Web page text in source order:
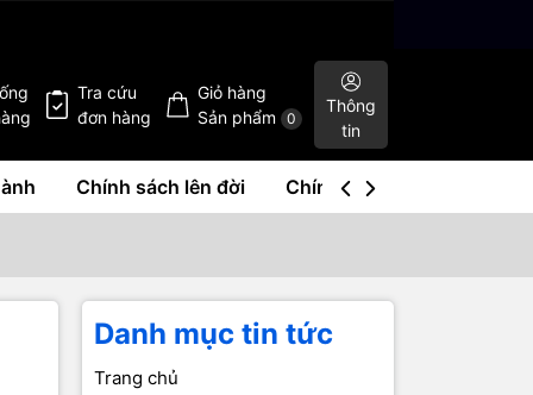
Tra cứu
đơn hàng
Giỏ hàng
Sản phẩm
0
Thông
tin
Chính sách lên đời Chính sách mua lại
Danh mục tin tức
Trang chủ